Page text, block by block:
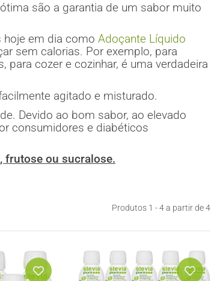
são a garantia de um sabor muito
em dia como Adoçante Líquido
sem calorias. Por exemplo, para
cozer e cozinhar, é uma verdadeira
agitado e misturado.
Devido ao bom sabor, ao elevado
consumidores e diabéticos
frutose ou sucralose.
Produtos 1 - 4 a partir de 4